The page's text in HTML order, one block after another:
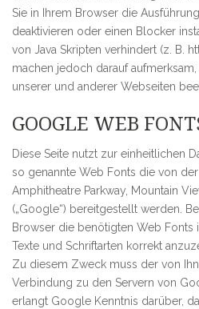
Sie in Ihrem Browser die
deaktivieren oder einen Blocker
von Java Skripten verhindert (z. B.
machen jedoch darauf
unserer und anderer Webseiten
GOOGLE WEB
Diese Seite nutzt zur einheitlichen
so genannte Web Fonts die von
Amphitheatre Parkway, Mountain
(„Google“) bereitgestellt werden.
Browser die benötigten Web Fonts
Texte und Schriftarten korrekt
Zu diesem Zweck muss der von
Verbindung zu den Servern von
erlangt Google Kenntnis darüber,